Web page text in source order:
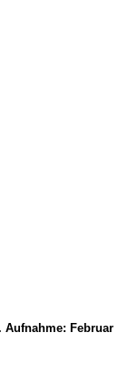
Februar